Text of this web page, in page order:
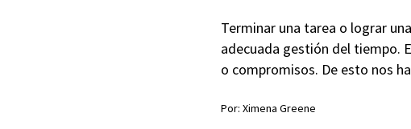
Terminar una tarea o lograr
adecuada gestión del tiempo.
o compromisos. De esto nos
Por: Ximena Greene